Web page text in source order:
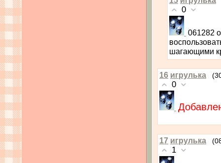
0
061282
шагающими
16 игрулька
0
17 игрулька
1